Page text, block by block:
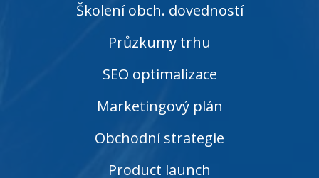
Školení obch. dovedností
Průzkumy trhu
SEO optimalizace
Marketingový plán
Obchodní strategie
Product launch